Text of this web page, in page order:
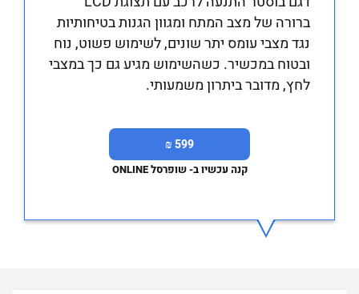
ברורה של מצב המתח ומגוון הגנות בטיחותיות
נגד מצבי עומס יתר שונים, לשימוש פשוט, נוח
ובטוח במכשיר. כשהשימוש מגיע גם כך במצבי
לחץ, מדובר ביתרון משמעותי.
599 ₪
קנה עכשיו ב- שופרסל ONLINE